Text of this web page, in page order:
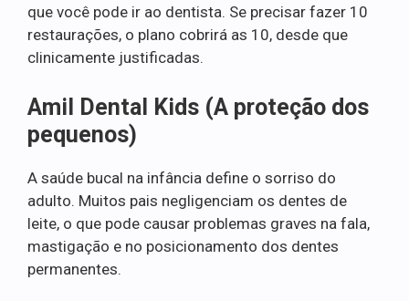
que você pode ir ao dentista. Se precisar fazer 10
restaurações, o plano cobrirá as 10, desde que
clinicamente justificadas.
Amil Dental Kids (A proteção dos
pequenos)
A saúde bucal na infância define o sorriso do
adulto. Muitos pais negligenciam os dentes de
leite, o que pode causar problemas graves na fala,
mastigação e no posicionamento dos dentes
permanentes.